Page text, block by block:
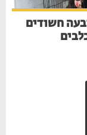
חשודים